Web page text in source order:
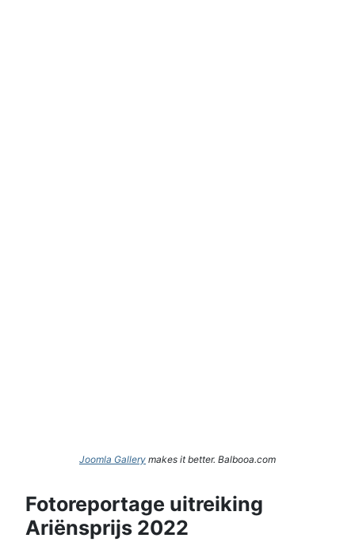
Joomla Gallery makes it better. Balbooa.com
Fotoreportage uitreiking
Ariënsprijs 2022